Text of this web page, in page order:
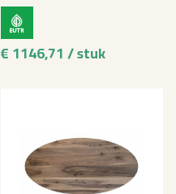
€ 1146,71 / stuk